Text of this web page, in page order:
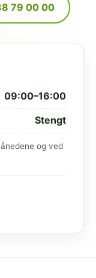
79 00 00
09:00–16:00
Stengt
og ved